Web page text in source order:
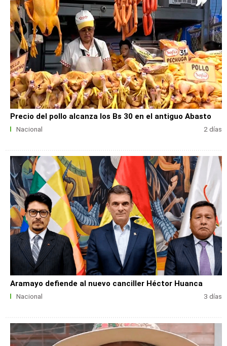
Precio del pollo alcanza los Bs 30 en el antiguo Abasto
Nacional 2 días
Aramayo defiende al nuevo canciller Héctor Huanca
Nacional 3 días